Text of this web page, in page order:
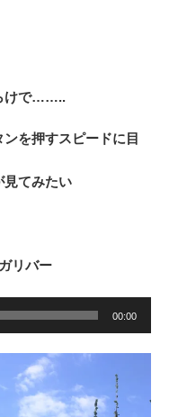
けで……..
を押すスピードに目
見てみたい
リバー
00:00